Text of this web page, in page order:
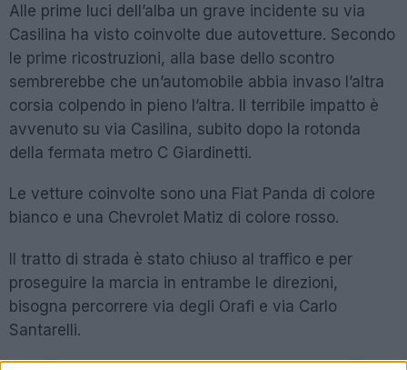
Alle prime luci dell’alba un grave incidente su via
Casilina ha visto coinvolte due autovetture. Secondo
le prime ricostruzioni, alla base dello scontro
sembrerebbe che un’automobile abbia invaso l’altra
corsia colpendo in pieno l’altra. Il terribile impatto è
avvenuto su via Casilina, subito dopo la rotonda
della fermata metro C Giardinetti.
Le vetture coinvolte sono una Fiat Panda di colore
bianco e una Chevrolet Matiz di colore rosso.
Il tratto di strada è stato chiuso al traffico e per
proseguire la marcia in entrambe le direzioni,
bisogna percorrere via degli Orafi e via Carlo
Santarelli.